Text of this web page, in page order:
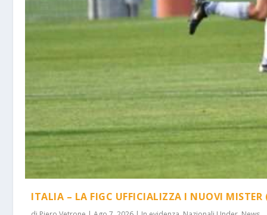
ITALIA – LA FIGC UFFICIALIZZA I NUOVI MISTER